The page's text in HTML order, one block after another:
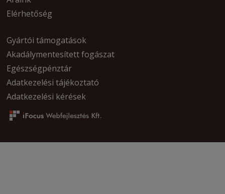
Elérhetőség
Gyártói támogatások
Akadálymentesített fogászat
Egészségpénztár
Adatkezelési tájékoztató
Adatkezelési kérések